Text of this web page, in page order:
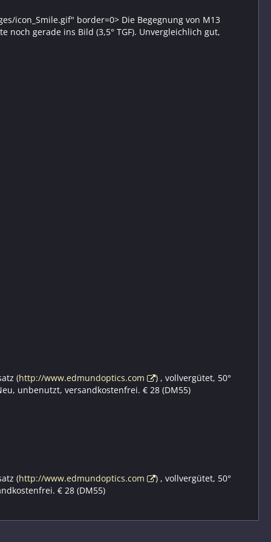
icon_Smile.gif" border=0> Die Begegnung von M13
noch gerade ins Bild (3,5° TGF). Unvergleichlich gut,
(http://www.edmundoptics.com
) , vollvergütet, 50°
unbenutzt, versandkostenfrei. € 28 (DM55)
(http://www.edmundoptics.com
) , vollvergütet, 50°
€ 28 (DM55)